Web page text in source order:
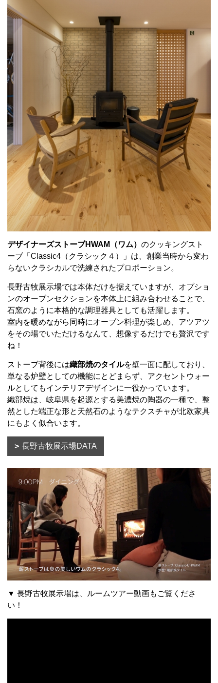
デザイナーズストーブHWAM（ワム） のクッキングスト
ーブ「Classic4（クラシック４）」は、創業当時から変わ
らないクラシカルで洗練されたプロポーション。
長野古牧展示場では本体だけを据えていますが、オプショ
ンのオーブンセクションを本体上に組み合わせることで、
石窯のように本格的な調理器具としても活躍します。
室内を暖めながら同時にオーブン料理が楽しめ、アツアツ
をその場でいただけるなんて、想像するだけでも贅沢です
ね！
ストーブ背後には織部焼のタイルを壁一面に配しており、
単なる炉壁としての機能にとどまらず、アクセントウォー
ルとしてもインテリアデザインに一役かっています。
織部焼は、岐阜県を起源とする美濃焼の陶器の一種で、整
然とした端正な形と天然石のようなテクスチャが北欧家具
にもよく似合います。
長野古牧展示場DATA
▼ 長野古牧展示場は、ルームツアー動画もご覧くださ
い！